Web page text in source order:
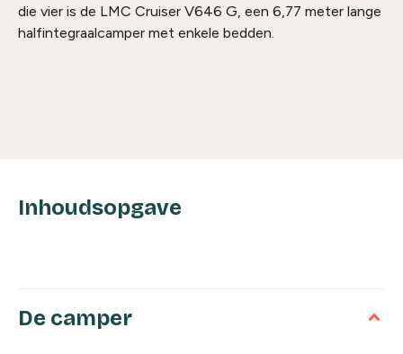
die vier is de LMC Cruiser V646 G, een 6,77 meter lange
halfintegraalcamper met enkele bedden.
Inhoudsopgave
De camper